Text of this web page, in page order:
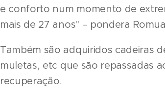
e conforto num momento de
mais de 27 anos" – pondera
Também são adquiridos cadeiras
muletas, etc que são repassadas
recuperação.